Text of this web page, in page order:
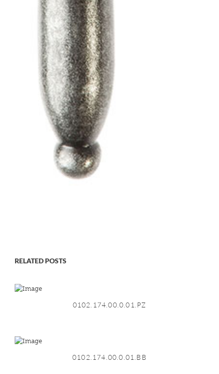
RELATED POSTS
0102.174.00.0.01.PZ
0102.174.00.0.01.BB